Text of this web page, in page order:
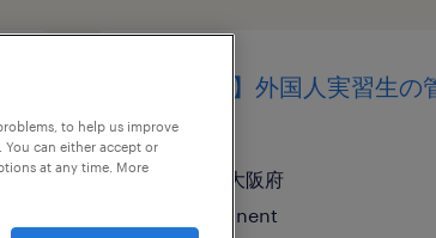
【大阪市】外国人実習生の
業務
大阪, 大阪府
permanent
to help us improve
can either accept or
at any time. More